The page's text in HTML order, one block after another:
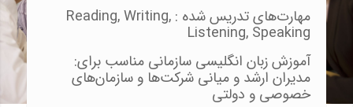
مهارت‌های تدریس شده : Reading, Writing,
Listening, Speaking
آموزش زبان انگلیسی سازمانی مناسب برای:
مدیران ارشد و میانی شرکت‌ها و سازمان‌های
خصوصی و دولتی